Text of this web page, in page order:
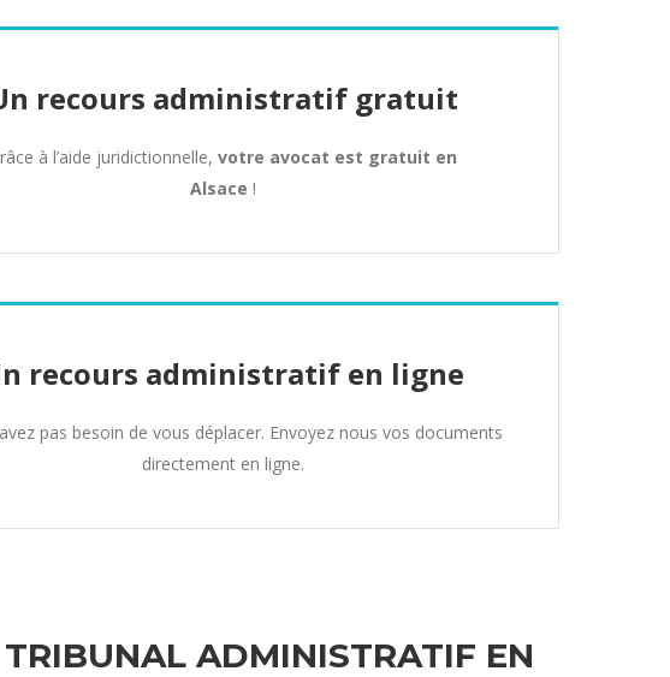
recours administratif gratuit
à l’aide juridictionnelle, votre avocat est gratuit en
Alsace !
recours administratif en ligne
pas besoin de vous déplacer. Envoyez nous vos documents
directement en ligne.
ADMINISTRATIF EN